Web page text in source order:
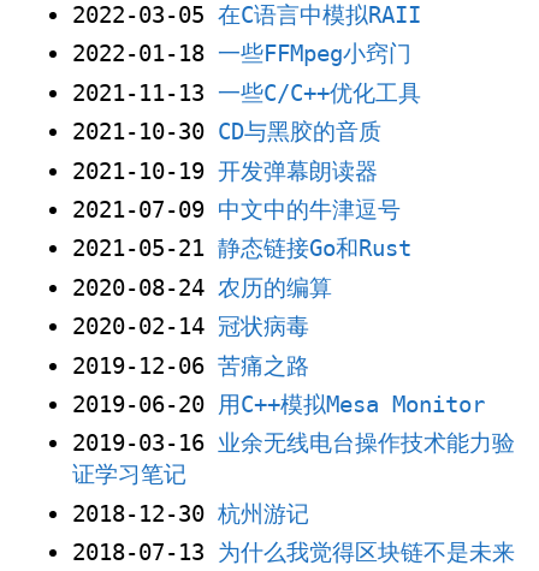
2022-03-05 在C语言中模拟RAII
2022-01-18 一些FFMpeg小窍门
2021-11-13 一些C/C++优化工具
2021-10-30 CD与黑胶的音质
2021-10-19 开发弹幕朗读器
2021-07-09 中文中的牛津逗号
2021-05-21 静态链接Go和Rust
2020-08-24 农历的编算
2020-02-14 冠状病毒
2019-12-06 苦痛之路
2019-06-20 用C++模拟Mesa Monitor
2019-03-16 业余无线电台操作技术能力验
证学习笔记
2018-12-30 杭州游记
2018-07-13 为什么我觉得区块链不是未来